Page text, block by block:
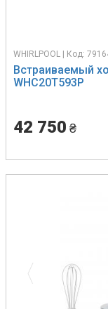
WHIRLPOOL | Код:
Встраиваемый
WHC20T593P
42 750 ₴